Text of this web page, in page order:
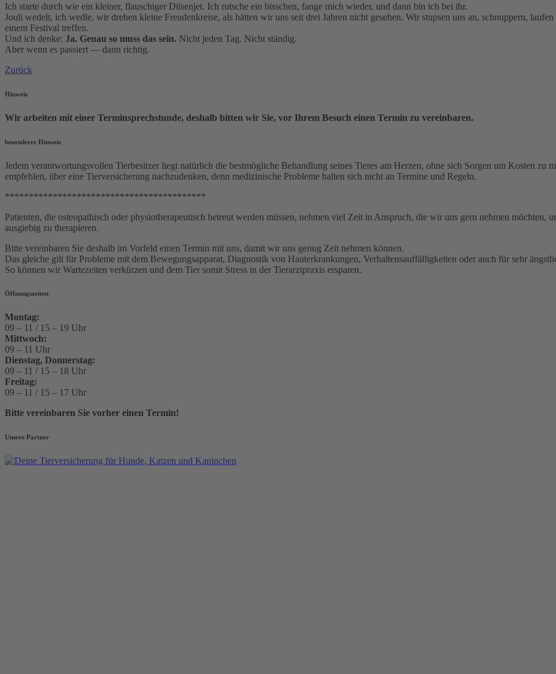
Ich starte durch wie ein kleiner, flauschiger Düsenjet. Ich rutsche ein bisschen, fange mich wieder, und dann bin ich bei ihr.
Jouli wedelt, ich wedle, wir drehen kleine Freudenkreise, als hätten wir uns seit drei Jahren nicht gesehen. Wir stupsen uns an, schnuppern,
einem Festival treffen.
Und ich denke: Ja. Genau so muss das sein. Nicht jeden Tag. Nicht ständig.
Aber wenn es passiert — dann richtig.
Zurück
Hinweis
Wir arbeiten mit einer Terminsprechstunde, deshalb bitten wir Sie, vor Ihrem Besuch einen Termin zu vereinbaren.
besonderer Hinweis
Jedem verantwortungsvollen Tierbesitzer liegt natürlich die bestmögliche Behandlung seines Tieres am Herzen, ohne sich Sorgen um Kosten zu
empfehlen, über eine Tierversicherung nachzudenken, denn medizinische Probleme halten sich nicht an Termine und Regeln.
******************************************
Patienten, die osteopathisch oder physiotherapeutisch betreut werden müssen, nehmen viel Zeit in Anspruch, die wir uns gern nehmen möchten,
ausgiebig zu therapieren.
Bitte vereinbaren Sie deshalb im Vorfeld einen Termin mit uns, damit wir uns genug Zeit nehmen können.
Das gleiche gilt für Probleme mit dem Bewegungsapparat, Diagnostik von Hauterkrankungen, Verhaltensauffälligkeiten oder auch für sehr
So können wir Wartezeiten verkürzen und dem Tier somit Stress in der Tierarztpraxis ersparen.
Öffnungszeiten
Montag:
09 – 11 / 15 – 19 Uhr
Mittwoch:
09 – 11 Uhr
Dienstag, Donnerstag:
09 – 11 / 15 – 18 Uhr
Freitag:
09 – 11 / 15 – 17 Uhr
Bitte vereinbaren Sie vorher einen Termin!
Unsere Partner